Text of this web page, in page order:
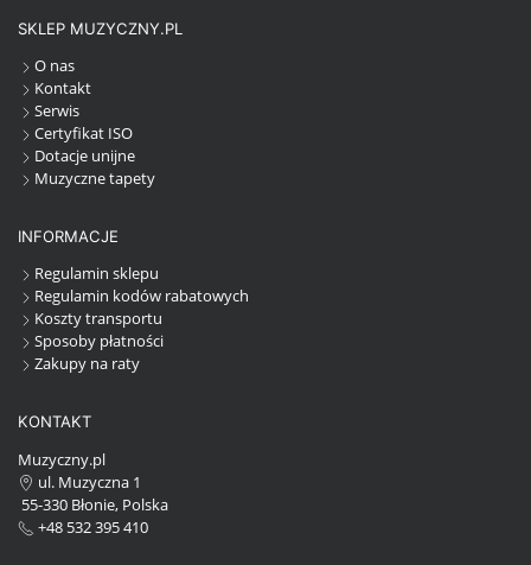
SKLEP MUZYCZNY.PL
O nas
Kontakt
Serwis
Certyfikat ISO
Dotacje unijne
Muzyczne tapety
INFORMACJE
Regulamin sklepu
Regulamin kodów rabatowych
Koszty transportu
Sposoby płatności
Zakupy na raty
KONTAKT
Muzyczny.pl
ul. Muzyczna 1
55-330 Błonie, Polska
+48 532 395 410